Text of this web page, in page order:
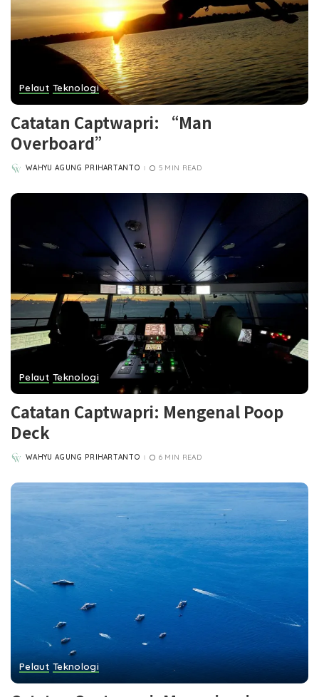
Pelaut Teknologi
Catatan Captwapri: “Man
Overboard”
POSTED
WAHYU AGUNG PRIHARTANTO 5 MIN READ
Pelaut Teknologi
Catatan Captwapri: Mengenal Poop
Deck
POSTED
WAHYU AGUNG PRIHARTANTO 6 MIN READ
Pelaut Teknologi